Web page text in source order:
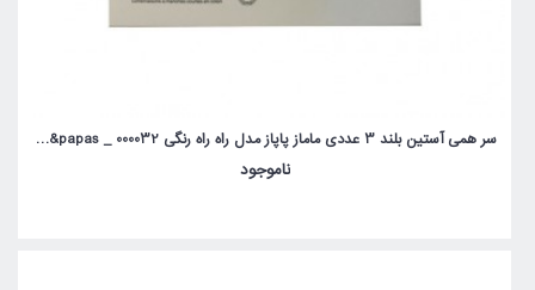
سر همی آستین بلند 3 عددی ماماز پاپاز مدل راه راه رنگی mamas&papas _ 000032
ناموجود